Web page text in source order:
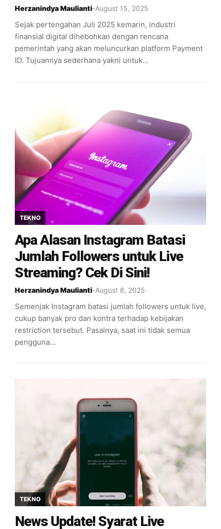
Herzanindya Maulianti-August 15, 2025
Sejak pertengahan Juli 2025 kemarin, industri
finansial digital dihebohkan dengan rencana
pemerintah yang akan meluncurkan platform Payment
ID. Tujuannya sederhana yakni untuk…
TEKNO
Apa Alasan Instagram Batasi
Jumlah Followers untuk Live
Streaming? Cek Di Sini!
Herzanindya Maulianti-August 8, 2025
Semenjak Instagram batasi jumlah followers untuk live,
cukup banyak pro dan kontra terhadap kebijakan
restriction tersebut. Pasalnya, saat ini tidak semua
pengguna…
TEKNO
News Update! Syarat Live